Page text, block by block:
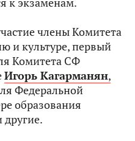
к экзаменам.
члены Комитета
и культуре, первый
Комитета СФ
Игорь Кагарманян,
Федеральной
образования
другие.